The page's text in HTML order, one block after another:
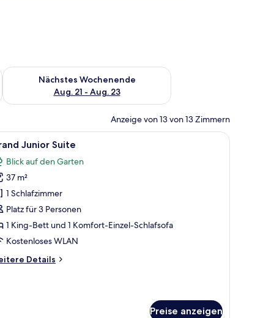
Aug. 14 - Aug. 16.
Nächstes Wochenende
Aug. 21 - Aug. 23
Überprüfe die Verfügbarkeit für nächstes Wochenende, Aug.
Anzeige von 13 von 13 Zimmern
Ein modernes Schlafzimmer mit einem
2 Junior Suite
Blick auf den Garten
37 m²
1 Schlafzimmer
Platz für 3 Personen
1 King-Bett und 1 Komfort-Einzel-Schlafsofa
Kostenloses WLAN
Details
Preise anzeigen